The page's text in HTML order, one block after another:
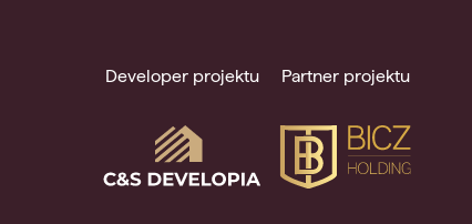
Developer projektu Partner projektu